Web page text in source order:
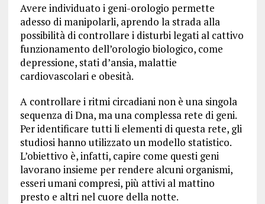
Avere individuato i geni-orologio permette
adesso di manipolarli, aprendo la strada alla
possibilità di controllare i disturbi legati al cattivo
funzionamento dell’orologio biologico, come
depressione, stati d’ansia, malattie
cardiovascolari e obesità.
A controllare i ritmi circadiani non è una singola
sequenza di Dna, ma una complessa rete di geni.
Per identificare tutti li elementi di questa rete, gli
studiosi hanno utilizzato un modello statistico.
L’obiettivo è, infatti, capire come questi geni
lavorano insieme per rendere alcuni organismi,
esseri umani compresi, più attivi al mattino
presto e altri nel cuore della notte.